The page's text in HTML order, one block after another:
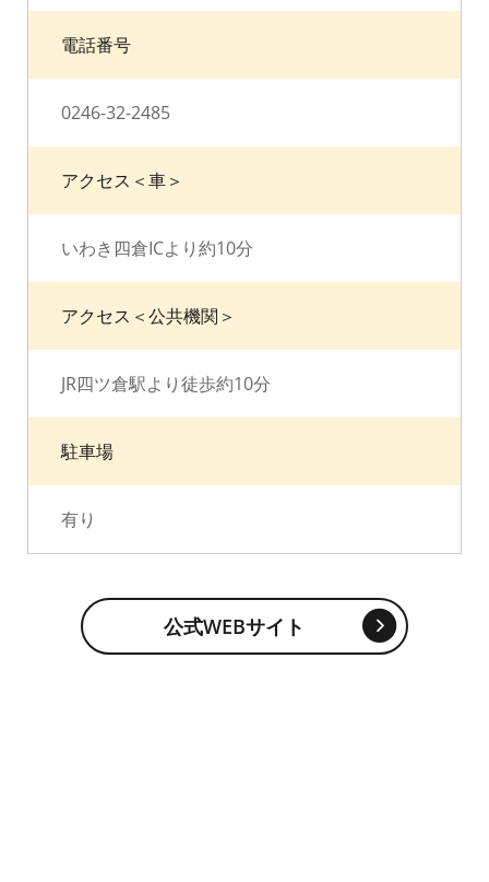
電話番号
0246-32-2485
アクセス＜車＞
いわき四倉ICより約10分
アクセス＜公共機関＞
JR四ツ倉駅より徒歩約10分
駐車場
有り
公式WEBサイト